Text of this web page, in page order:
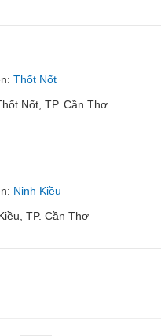
Thốt Nốt
Nốt, TP. Cần Thơ
Ninh Kiều
TP. Cần Thơ